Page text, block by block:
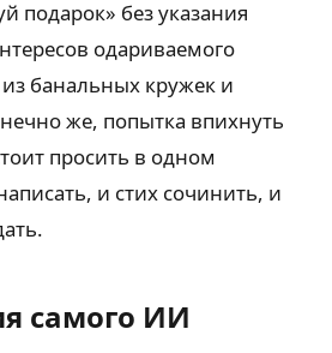
подарок» без указания
одариваемого
из банальных кружек и
же, попытка впихнуть
просить в одном
и стих сочинить, и
самого ИИ